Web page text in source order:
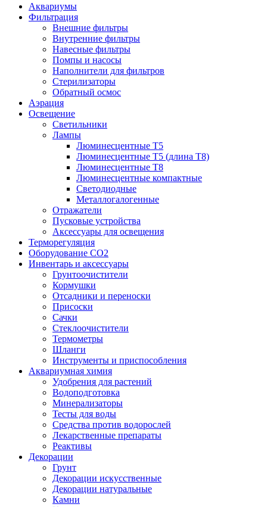
Аквариумы
Фильтрация
Внешние фильтры
Внутренние фильтры
Навесные фильтры
Помпы и насосы
Наполнители для фильтров
Стерилизаторы
Обратный осмос
Аэрация
Освещение
Светильники
Лампы
Люминесцентные T5
Люминесцентные T5 (длина T8)
Люминесцентные T8
Люминесцентные компактные
Светодиодные
Металлогалогенные
Отражатели
Пусковые устройства
Аксессуары для освещения
Терморегуляция
Оборудование CO2
Инвентарь и аксессуары
Грунтоочистители
Кормушки
Отсадники и переноски
Присоски
Сачки
Стеклоочистители
Термометры
Шланги
Инструменты и приспособления
Аквариумная химия
Удобрения для растений
Водоподготовка
Минерализаторы
Тесты для воды
Средства против водорослей
Лекарственные препараты
Реактивы
Декорации
Грунт
Декорации искусственные
Декорации натуральные
Камни